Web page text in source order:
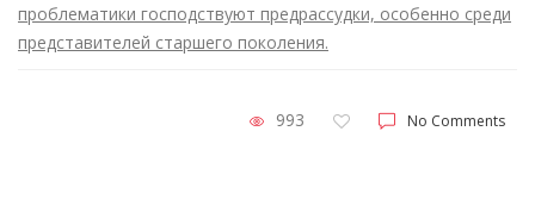
проблематики господствуют предрассудки, особенно среди
представителей старшего поколения.
993 No Comments